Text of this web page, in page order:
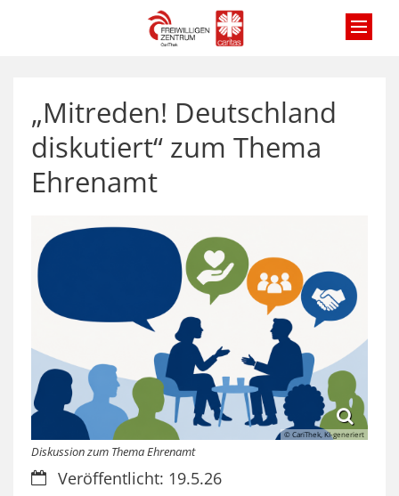
„Mitreden! Deutschland
diskutiert“ zum Thema
Ehrenamt
© CariThek, KI-generiert
Diskussion zum Thema Ehrenamt
Datum:Veröffentlicht: 19.5.26